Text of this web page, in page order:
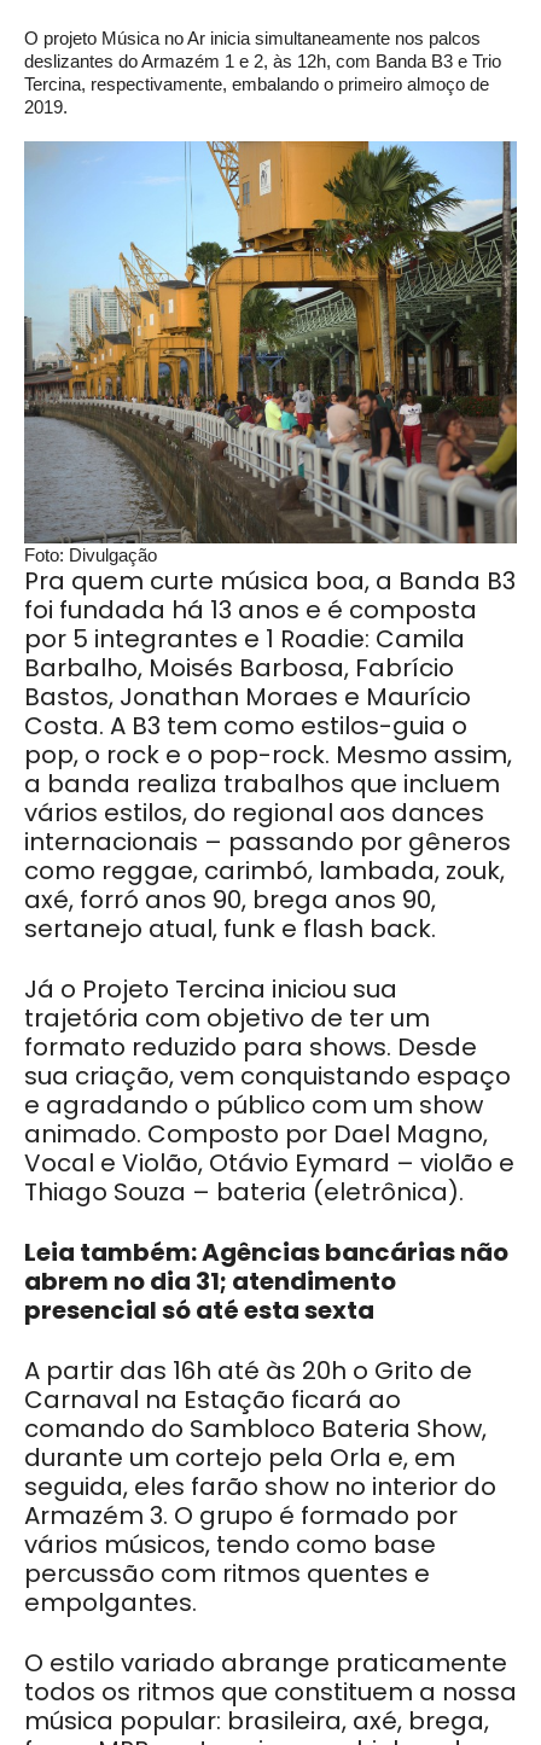
O projeto Música no Ar inicia simultaneamente nos palcos
deslizantes do Armazém 1 e 2, às 12h, com Banda B3 e Trio
Tercina, respectivamente, embalando o primeiro almoço de
2019.
Foto: Divulgação
Pra quem curte música boa, a Banda B3
foi fundada há 13 anos e é composta
por 5 integrantes e 1 Roadie: Camila
Barbalho, Moisés Barbosa, Fabrício
Bastos, Jonathan Moraes e Maurício
Costa. A B3 tem como estilos-guia o
pop, o rock e o pop-rock. Mesmo assim,
a banda realiza trabalhos que incluem
vários estilos, do regional aos dances
internacionais – passando por gêneros
como reggae, carimbó, lambada, zouk,
axé, forró anos 90, brega anos 90,
sertanejo atual, funk e flash back.
Já o Projeto Tercina iniciou sua
trajetória com objetivo de ter um
formato reduzido para shows. Desde
sua criação, vem conquistando espaço
e agradando o público com um show
animado. Composto por Dael Magno,
Vocal e Violão, Otávio Eymard – violão e
Thiago Souza – bateria (eletrônica).
Leia também: Agências bancárias não
abrem no dia 31; atendimento
presencial só até esta sexta
A partir das 16h até às 20h o Grito de
Carnaval na Estação ficará ao
comando do Sambloco Bateria Show,
durante um cortejo pela Orla e, em
seguida, eles farão show no interior do
Armazém 3. O grupo é formado por
vários músicos, tendo como base
percussão com ritmos quentes e
empolgantes.
O estilo variado abrange praticamente
todos os ritmos que constituem a nossa
música popular: brasileira, axé, brega,